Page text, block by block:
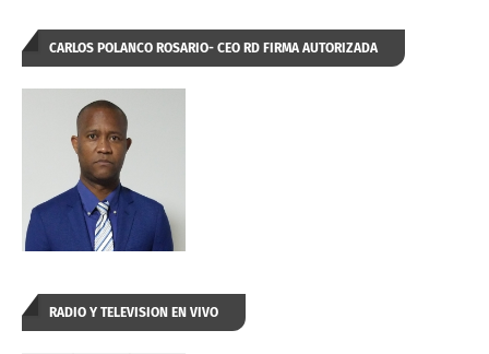
CARLOS POLANCO ROSARIO- CEO RD FIRMA AUTORIZADA
RADIO Y TELEVISION EN VIVO